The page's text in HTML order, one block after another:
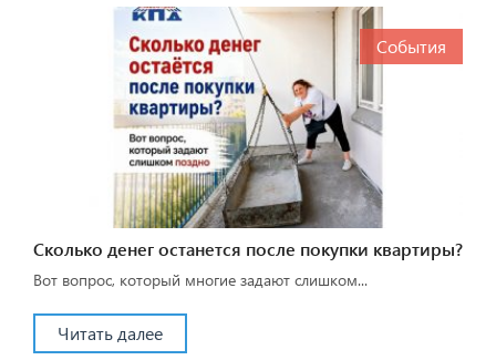
События
Сколько денег останется после покупки квартиры?
Вот вопрос, который многие задают слишком...
Читать далее